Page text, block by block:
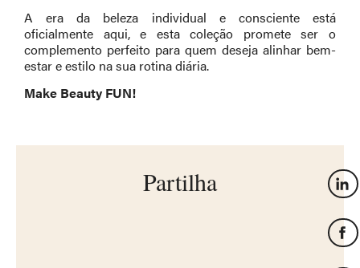
A era da beleza individual e consciente está
oficialmente aqui, e esta coleção promete ser o
complemento perfeito para quem deseja alinhar bem-
estar e estilo na sua rotina diária.
Make Beauty FUN!
Partilha